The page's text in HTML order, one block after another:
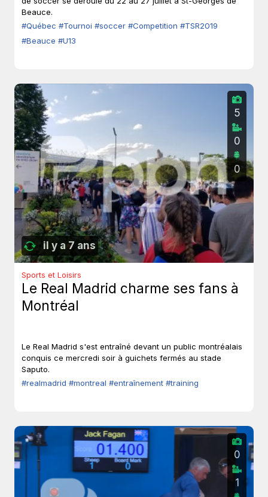
Beauce.
#Québec #Tournoi #soccer #Competition #TSR2019
#Beauce #U13
il y a 7 ans
5
0
0
Sports et Loisirs
Le Real Madrid charme ses fans à
Montréal
Le Real Madrid s'est entraîné devant un public montréalais
conquis ce mercredi soir à guichets fermés au stade
Saputo.
#realmadrid #montreal #entraînement #training
0
1